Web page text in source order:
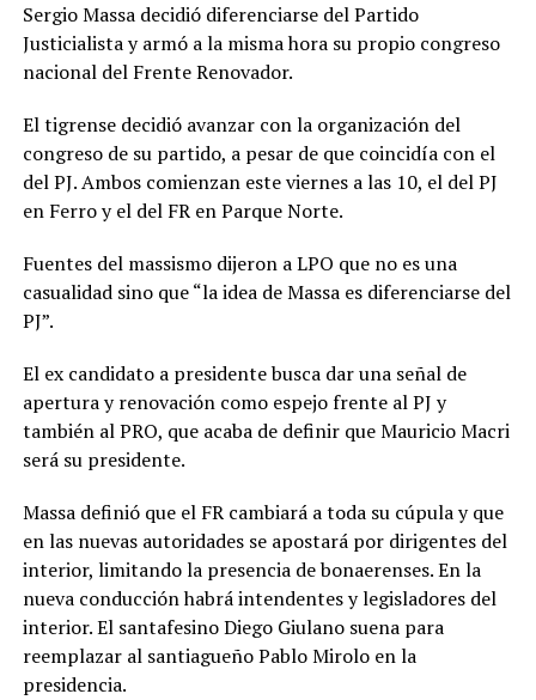
Sergio Massa decidió diferenciarse del Partido
Justicialista y armó a la misma hora su propio congreso
nacional del Frente Renovador.
El tigrense decidió avanzar con la organización del
congreso de su partido, a pesar de que coincidía con el
del PJ. Ambos comienzan este viernes a las 10, el del PJ
en Ferro y el del FR en Parque Norte.
Fuentes del massismo dijeron a LPO que no es una
casualidad sino que “la idea de Massa es diferenciarse del
PJ”.
El ex candidato a presidente busca dar una señal de
apertura y renovación como espejo frente al PJ y
también al PRO, que acaba de definir que Mauricio Macri
será su presidente.
Massa definió que el FR cambiará a toda su cúpula y que
en las nuevas autoridades se apostará por dirigentes del
interior, limitando la presencia de bonaerenses. En la
nueva conducción habrá intendentes y legisladores del
interior. El santafesino Diego Giulano suena para
reemplazar al santiagueño Pablo Mirolo en la
presidencia.